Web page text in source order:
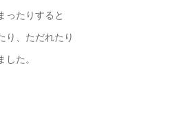
ったりすると
り、ただれたり
た。